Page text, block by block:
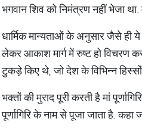
भगवान शिव को निमंत्रण नहीं भेजा
धार्मिक मान्यताओं के अनुसार जैसे ही
लेकर आकाश मार्ग में रुष्ट हो विचरण
टुकड़े किए थे, जो देश के विभिन्न
भक्तों की मुराद पूरी करती है मां
पूर्णागिरि के नाम से पूजा जाता है.